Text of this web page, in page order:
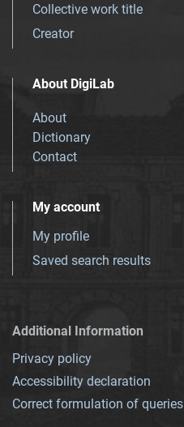
Collective work title
Creator
About DigiLab
About
Dictionary
Contact
My account
My profile
Saved search results
Additional Information
Privacy policy
Accessibility declaration
Correct formulation of queries